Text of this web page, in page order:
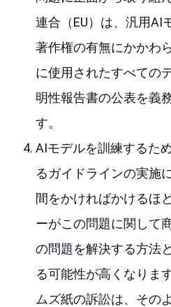
連合（EU）は、汎用AI
著作権の有無にかかわ
に使用されたすべての
明性報告書の公表を義
す。
AIモデルを訓練するた
るガイドラインの実施
間をかければかけるほ
ーがこの問題に関して
の問題を解決する方法
る可能性が高くなりま
ムズ紙の訴訟は、その